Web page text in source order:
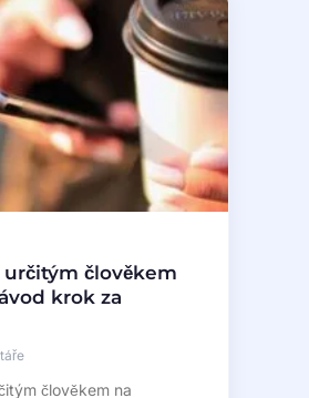
člověkem
krok za
člověkem na